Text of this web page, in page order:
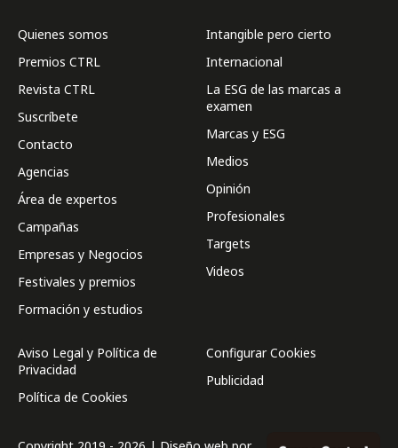
Quienes somos
Premios CTRL
Revista CTRL
Suscríbete
Contacto
Agencias
Área de expertos
Campañas
Empresas y Negocios
Festivales y premios
Formación y estudios
Intangible pero cierto
Internacional
La ESG de las marcas a
examen
Marcas y ESG
Medios
Opinión
Profesionales
Targets
Videos
Aviso Legal y Política de
Privacidad
Política de Cookies
Configurar Cookies
Publicidad